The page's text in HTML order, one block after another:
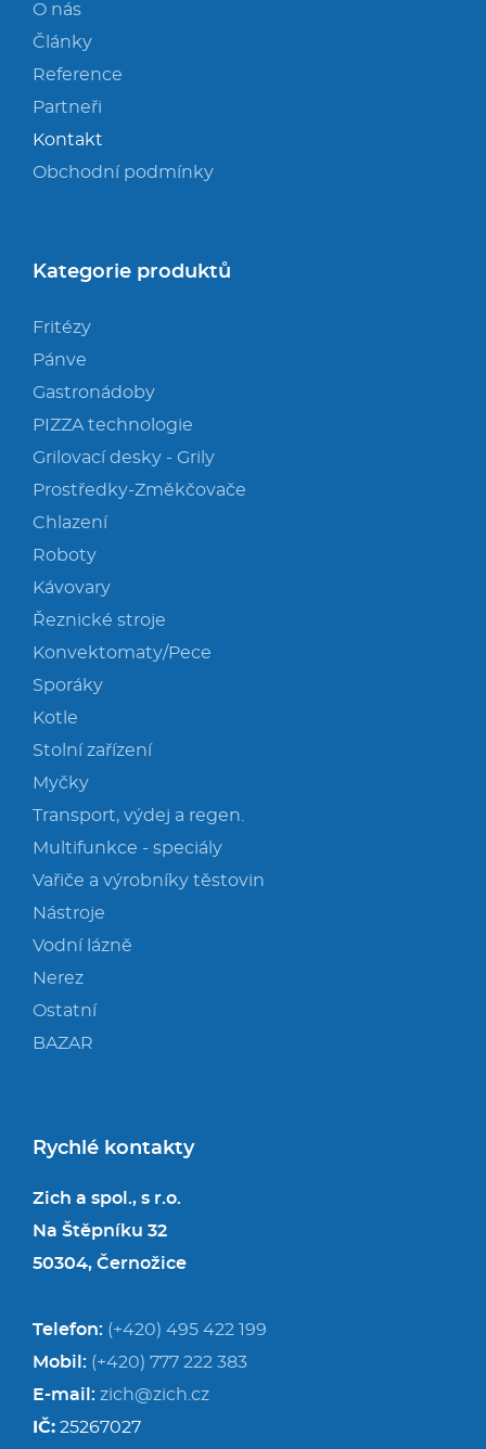
O nás
Články
Reference
Partneři
Kontakt
Obchodní podmínky
Kategorie produktů
Fritézy
Pánve
Gastronádoby
PIZZA technologie
Grilovací desky - Grily
Prostředky-Změkčovače
Chlazení
Roboty
Kávovary
Řeznické stroje
Konvektomaty/Pece
Sporáky
Kotle
Stolní zařízení
Myčky
Transport, výdej a regen.
Multifunkce - speciály
Vařiče a výrobníky těstovin
Nástroje
Vodní lázně
Nerez
Ostatní
BAZAR
Rychlé kontakty
Zich a spol., s r.o.
Na Štěpníku 32
50304, Černožice
Telefon: (+420) 495 422 199
Mobil: (+420) 777 222 383
E-mail: zich@zich.cz
IČ: 25267027